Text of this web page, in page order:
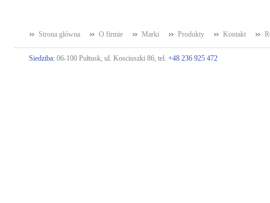
Strona główna O firmie Marki Produkty Kontakt
Siedziba: 06-100 Pułtusk, ul. Kosciuszki 86, tel. +48 236 925 472